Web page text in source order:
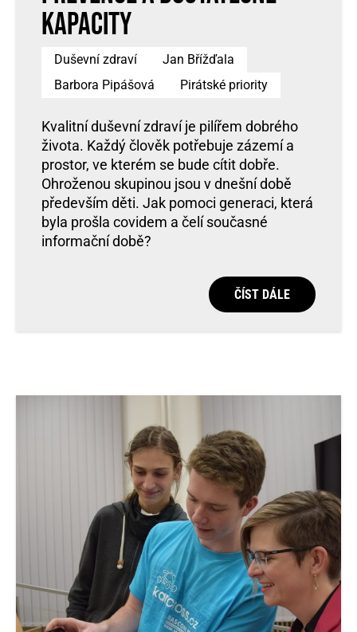
kapacity
Duševní zdraví
Jan Břížďala
Barbora Pipášová
Pirátské priority
Kvalitní duševní zdraví je pilířem dobrého
života. Každý člověk potřebuje zázemí a
prostor, ve kterém se bude cítit dobře.
Ohroženou skupinou jsou v dnešní době
především děti. Jak pomoci generaci, která
byla prošla covidem a čelí současné
informační době?
ČÍST DÁLE